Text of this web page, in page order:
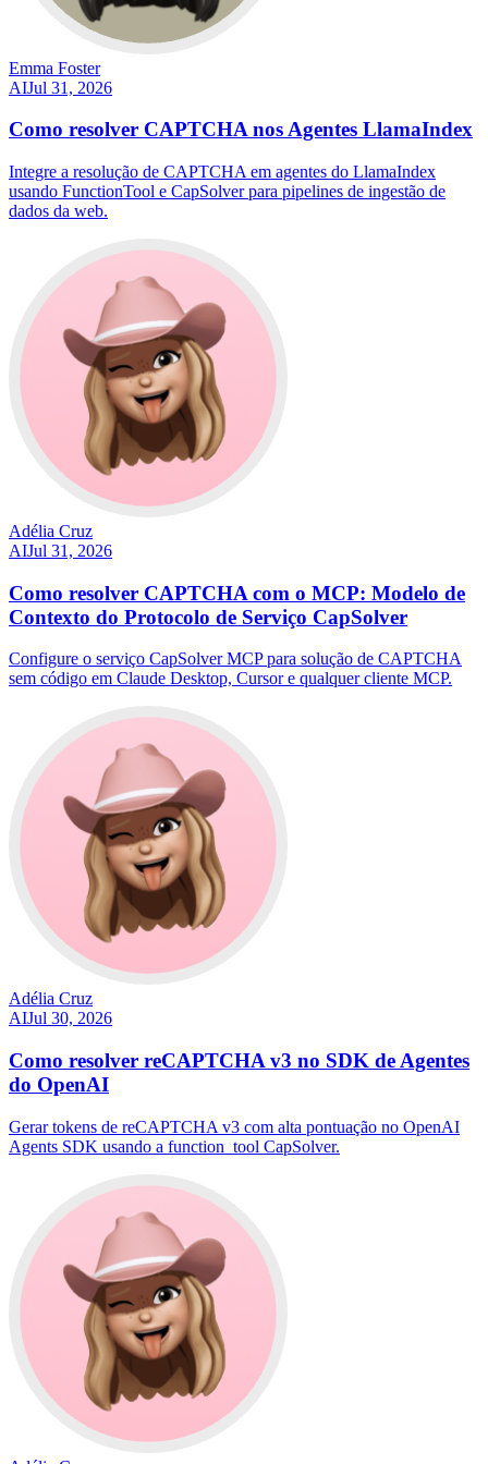
Emma Foster
AIJul 31, 2026
Como resolver CAPTCHA nos Agentes LlamaIndex
Integre a resolução de CAPTCHA em agentes do LlamaIndex
usando FunctionTool e CapSolver para pipelines de ingestão de
dados da web.
Adélia Cruz
AIJul 31, 2026
Como resolver CAPTCHA com o MCP: Modelo de
Contexto do Protocolo de Serviço CapSolver
Configure o serviço CapSolver MCP para solução de CAPTCHA
sem código em Claude Desktop, Cursor e qualquer cliente MCP.
Adélia Cruz
AIJul 30, 2026
Como resolver reCAPTCHA v3 no SDK de Agentes
do OpenAI
Gerar tokens de reCAPTCHA v3 com alta pontuação no OpenAI
Agents SDK usando a function_tool CapSolver.